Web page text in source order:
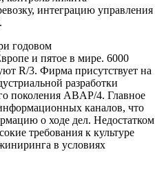
интеграцию управления
годовом
и пятое в мире. 6000
R/3. Фирма присутствует на
разработки
поколения ABAP/4. Главное
каналов, что
о ходе дел. Недостатком
требования к культуре
в условиях